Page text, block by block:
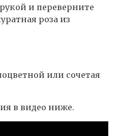
и переверните
роза из
или сочетая
в видео ниже.